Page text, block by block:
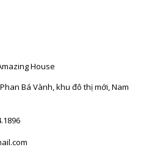
House
Bá Vành, khu đô thị mới, Nam